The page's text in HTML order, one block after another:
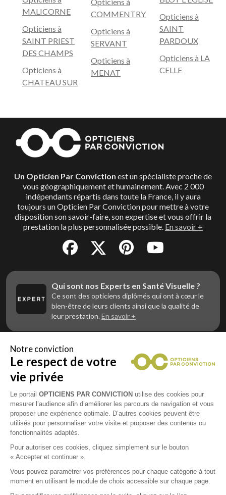
MALICORNE
Opticiens à
SAINT PRIEST
DES CHAMPS
Opticiens à
CHATEAU SUR
COMMENTRY
Opticiens à
SERVANT
Opticiens à
MENAT
Opticiens à
SAINT
PARDOUX
Opticiens à LA
CELLE
Un Opticien Par Conviction est un spécialiste proche de
vous géographiquement et humainement. Avec 2 000
indépendants répartis dans toute la France, il y aura
toujours un Opticien Par Conviction pour mettre à votre
disposition son savoir-faire, son expertise et vous offrir la
prestation la plus personnalisée possible. En savoir +
Qui sont nos Experts en Santé Visuelle ?
Ce sont des opticiens diplômés qui ont à cœur le
bien-être de leurs clients ainsi que la qualité de
leur prestation. En savoir +
Vous êtes un professionnel de la vue et
vous souhaitez nous rejoindre ?
Contactez Alliance Optic, la centrale d’achats et
d’accompagnement des opticiens indépendants
Notre conviction
Le respect de votre
vie privée
Le portail OPTICIENS PAR CONVICTION utilise des cookies pour
mesurer l’audience afin d’améliorer les parcours de navigation et vous
proposer une expérience optimale. D’autres cookies peuvent être
utilisés pour personnaliser votre visite et proposer des contenus ou
fonctionnalités adaptés.
Pour autoriser ces cookies, cliquez simplement sur le bouton
« Accepter et continuer ».
Vous pouvez paramétrer vos préférences pour chaque catégorie à tout
moment en utilisant le module de choix accessible sur chaque page.